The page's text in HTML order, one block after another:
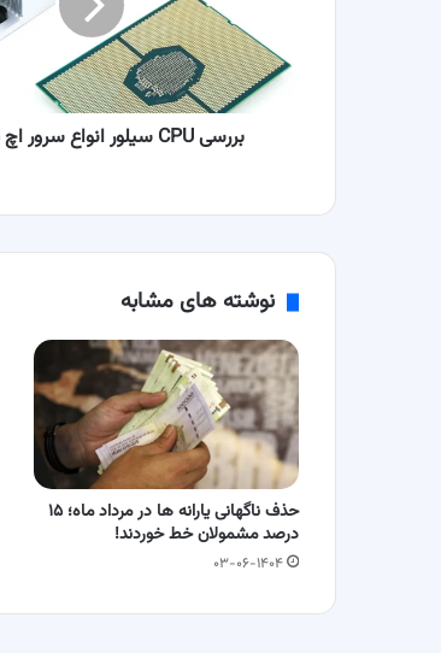
پی
بررسی CPU سیلور انواع سرور اچ پی (HP)
نوشته های مشابه
حذف ناگهانی یارانه ها در مرداد ماه؛ ۱۵
درصد مشمولان خط خوردند!
۰۳-۰۶-۱۴۰۴